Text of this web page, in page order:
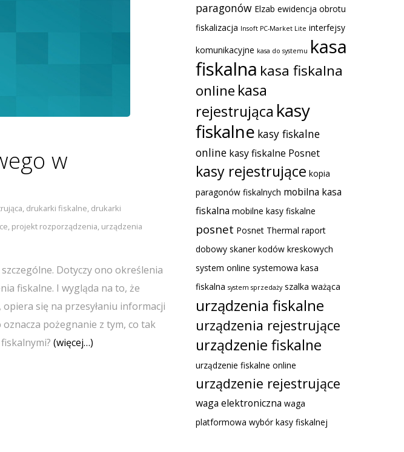
w
, drukarki fiskalne, drukarki
, projekt rozporządzenia, urządzenia
Dotyczy ono określenia
fiskalne. I wygląda na to, że
się na przesyłaniu informacji
pożegnanie z tym, co tak
(więcej…)
paragonów Elzab ewidencja obrotu
fiskalizacja Insoft PC-Market Lite interfejsy
komunikacyjne kasa do systemu kasa
fiskalna kasa fiskalna
online kasa
rejestrująca kasy
fiskalne kasy fiskalne
online kasy fiskalne Posnet
kasy rejestrujące kopia
paragonów fiskalnych mobilna kasa
fiskalna mobilne kasy fiskalne
posnet Posnet Thermal raport
dobowy skaner kodów kreskowych
system online systemowa kasa
fiskalna system sprzedaży szalka ważąca
urządzenia fiskalne
urządzenia rejestrujące
urządzenie fiskalne
urządzenie fiskalne online
urządzenie rejestrujące
waga elektroniczna waga
platformowa wybór kasy fiskalnej